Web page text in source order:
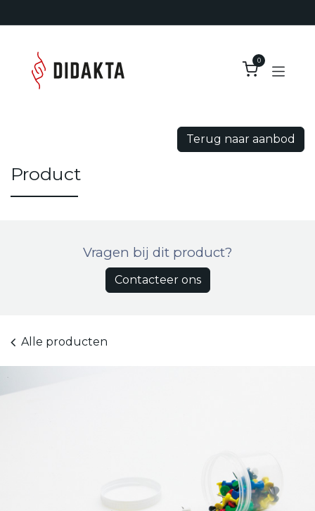
0
Terug naar aanbod
Product
Vragen bij dit product?
Contacteer ons
Alle producten